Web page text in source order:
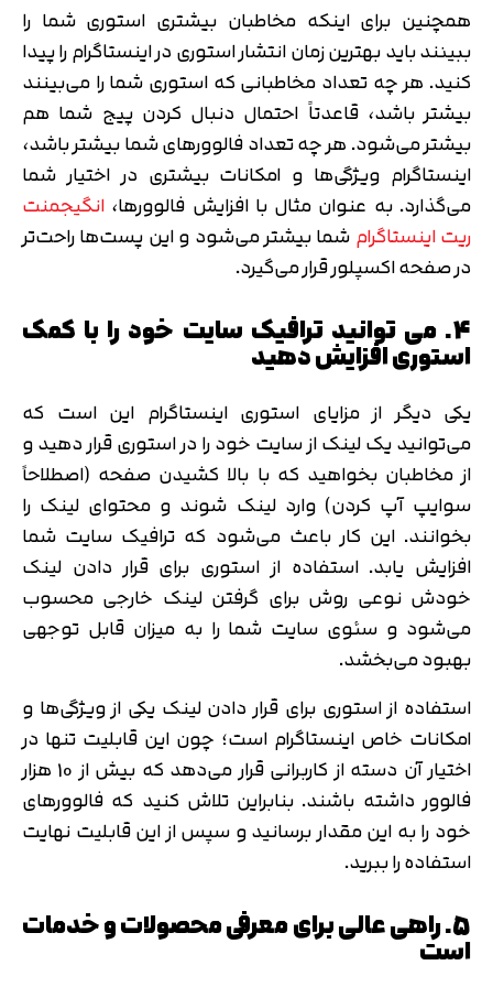
همچنین برای اینکه مخاطبان بیشتری استوری شما را
ببینند باید بهترین زمان انتشار استوری در اینستاگرام را پیدا
کنید. هر چه تعداد مخاطبانی که استوری شما را می‌بینند
بیشتر باشد، قاعدتاً احتمال دنبال کردن پیج شما هم
بیشتر می‌شود. هر چه تعداد فالوورهای شما بیشتر باشد،
اینستاگرام ویژگی‌ها و امکانات بیشتری در اختیار شما
می‌گذارد. به عنوان مثال با افزایش فالوورها، انگیجمنت
ریت اینستاگرامشما بیشتر می‌شود و این پست‌ها راحت‌تر
در صفحه اکسپلور قرار می‌گیرد.
4. می توانید ترافیک سایت خود را با کمک
استوری افزایش دهید
یکی دیگر از مزایای استوری اینستاگرام این است که
می‌توانید یک لینک از سایت خود را در استوری قرار دهید و
از مخاطبان بخواهید که با بالا کشیدن صفحه (اصطلاحاً
سوایپ آپ کردن) وارد لینک شوند و محتوای لینک را
بخوانند. این کار باعث می‌شود که ترافیک سایت شما
افزایش یابد. استفاده از استوری برای قرار دادن لینک
خودش نوعی روش برای گرفتن لینک خارجی محسوب
می‌شود و سئوی سایت شما را به میزان قابل توجهی
بهبود می‌بخشد.
استفاده از استوری برای قرار دادن لینک یکی از ویژگی‌ها و
امکانات خاص اینستاگرام است؛ چون این قابلیت تنها در
اختیار آن دسته از کاربرانی قرار می‌دهد که بیش از 10 هزار
فالوور داشته باشند. بنابراین تلاش کنید که فالوورهای
خود را به این مقدار برسانید و سپس از این قابلیت نهایت
استفاده را ببرید.
5. راهی عالی برای معرفی محصولات و خدمات
است